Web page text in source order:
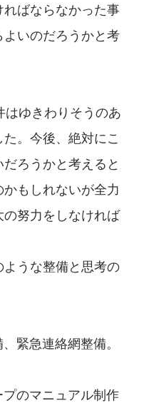
ばならなかった事
いのだろうかと考
はゆきわりそうのあ
。今後、絶対にこ
ろうかと考えると
もしれないが全力
努力をしなければ
うな整備と思考の
緊急連絡網整備。
のマニュアル制作